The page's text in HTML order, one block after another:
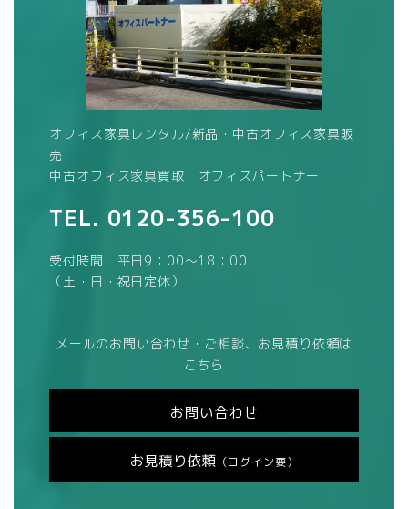
オフィス家具レンタル/新品・中古オフィス家具販
売
中古オフィス家具買取 オフィスパートナー
TEL. 0120-356-100
受付時間 平日9：00～18：00
（土・日・祝日定休）
メールのお問い合わせ・ご相談、お見積り依頼は
こちら
お問い合わせ
お見積り依頼 （ログイン要）